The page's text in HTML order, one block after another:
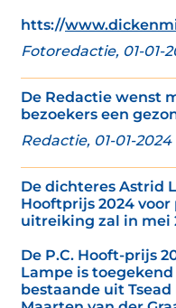
htts://
Fotoredactie, 01-01-
De Redactie wenst
bezoekers een
Redactie, 01-01-2024
De dichteres Astrid
Hooftprijs 2024
uitreiking zal in mei
De P.C. Hooft-prijs
Lampe is
bestaande uit